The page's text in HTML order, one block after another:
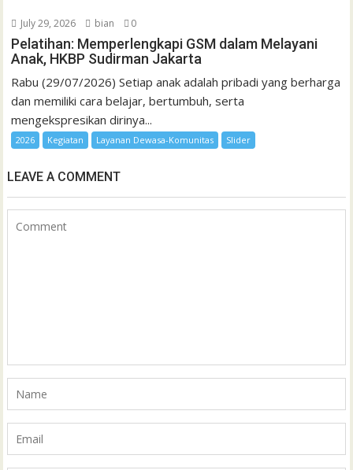
July 29, 2026 bian 0
Pelatihan: Memperlengkapi GSM dalam Melayani
Anak, HKBP Sudirman Jakarta
Rabu (29/07/2026) Setiap anak adalah pribadi yang berharga
dan memiliki cara belajar, bertumbuh, serta
mengekspresikan dirinya...
2026 Kegiatan Layanan Dewasa-Komunitas Slider
LEAVE A COMMENT